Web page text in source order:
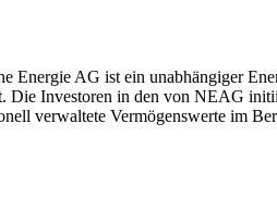
Energie AG ist ein unabhängiger
Die Investoren in den von NEAG
verwaltete Vermögenswerte im